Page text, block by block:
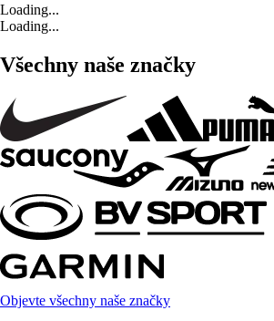
Loading...
Loading...
Všechny naše značky
Objevte všechny naše značky